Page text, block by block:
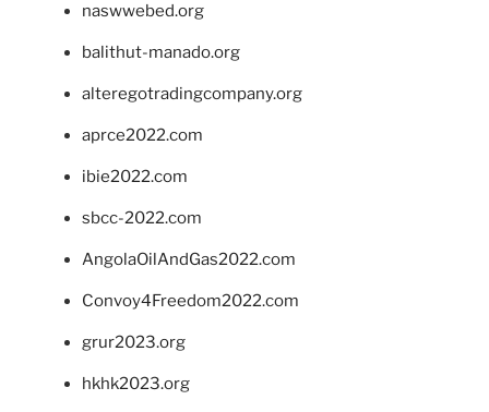
naswwebed.org
balithut-manado.org
alteregotradingcompany.org
aprce2022.com
ibie2022.com
sbcc-2022.com
AngolaOilAndGas2022.com
Convoy4Freedom2022.com
grur2023.org
hkhk2023.org